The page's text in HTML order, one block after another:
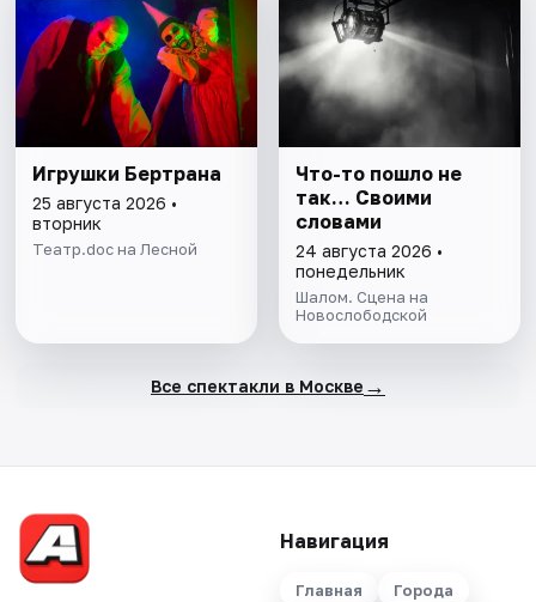
Игрушки Бертрана
25 августа 2026 •
вторник
Театр.doc на Лесной
Что-то пошло не
так… Своими
словами
24 августа 2026 •
понедельник
Шалом. Сцена на
Новослободской
Все спектакли в Москве →
Навигация
Главная
Города